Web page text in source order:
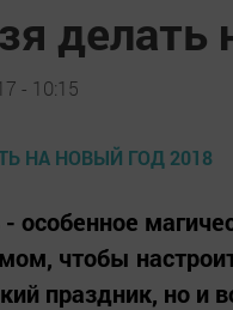
- 10:15
особенное
чтобы
праздник, но и